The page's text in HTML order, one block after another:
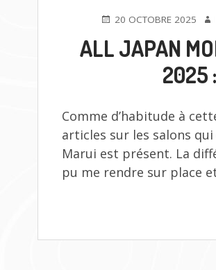
PUBLIÉ20 OCTOBRE 2025
ALL JAPAN
2025
Comme d’habitude à
articles sur les salons
Marui est présent. La
pu me rendre sur place